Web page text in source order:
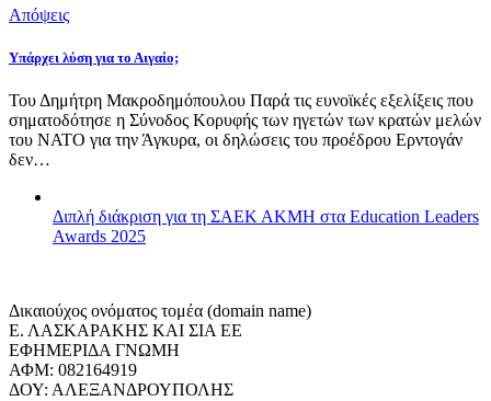
Απόψεις
Υπάρχει λύση για το Αιγαίο;
Του Δημήτρη Μακροδημόπουλου Παρά τις ευνοϊκές εξελίξεις που
σηματοδότησε η Σύνοδος Κορυφής των ηγετών των κρατών μελών
του ΝΑΤΟ για την Άγκυρα, οι δηλώσεις του προέδρου Ερντογάν
δεν…
Διπλή διάκριση για τη ΣΑΕΚ ΑΚΜΗ στα Education Leaders
Awards 2025
Δικαιούχος ονόματος τομέα (domain name)
Ε. ΛΑΣΚΑΡΑΚΗΣ ΚΑΙ ΣΙΑ ΕΕ
ΕΦΗΜΕΡΙΔΑ ΓΝΩΜΗ
ΑΦΜ: 082164919
ΔΟΥ: ΑΛΕΞΑΝΔΡΟΥΠΟΛΗΣ